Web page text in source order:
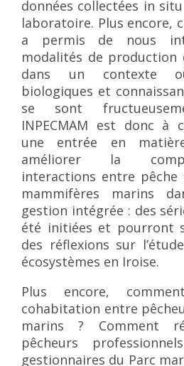
données collectées in
laboratoire. Plus encore,
a permis de nous
modalités de production
dans un contexte où
biologiques et
se sont
INPECMAM est donc à
une entrée en
améliorer la
interactions entre pêche
mammifères marins
gestion intégrée : des
été initiées et pourront
des réflexions sur
écosystèmes en Iroise.
Plus encore,
cohabitation entre
marins ? Comment
pêcheurs
gestionnaires du Parc